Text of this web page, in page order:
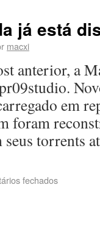
já está
macxi
anterior, a
em
foram
seus torrents
fechados